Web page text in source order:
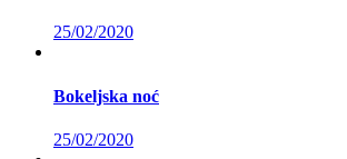
25/02/2020
Bokeljska noć
25/02/2020